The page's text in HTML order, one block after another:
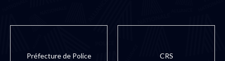
Préfecture de Police CRS